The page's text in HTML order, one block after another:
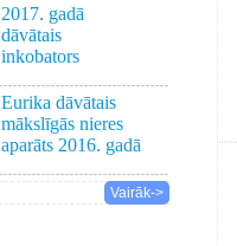
2017. gadā
dāvātais
inkobators
Eurika dāvātais
mākslīgās nieres
aparāts 2016. gadā
Vairāk->